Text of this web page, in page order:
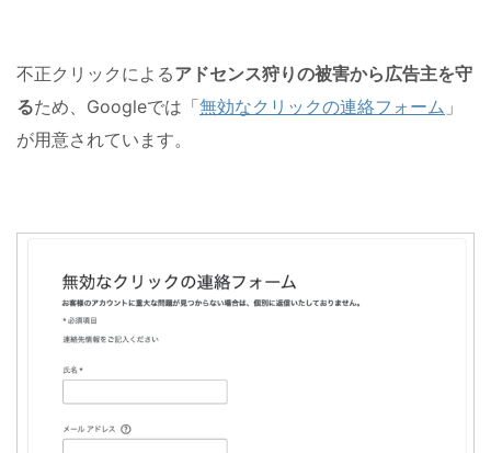
不正クリックによるアドセンス狩りの被害から広告主を守
るため、Googleでは「無効なクリックの連絡フォーム 」
が用意されています。